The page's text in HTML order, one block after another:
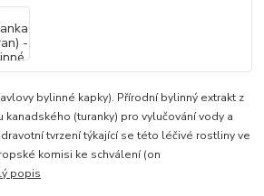
bylinné kapky). Přírodní bylinný extrakt z
(turanky) pro vylučování vody a
tvrzení týkající se této léčivé rostliny ve
komisi ke schválení (on
popis